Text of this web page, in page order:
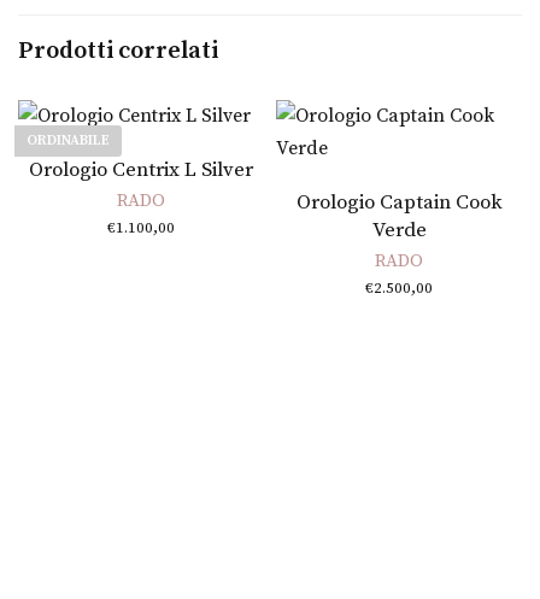
Prodotti correlati
ORDINABILE
Leggi tutto
Orologio Centrix L Silver
RADO
€1.100,00
Aggiungi al carrello
Orologio Captain Cook
Verde
RADO
€2.500,00